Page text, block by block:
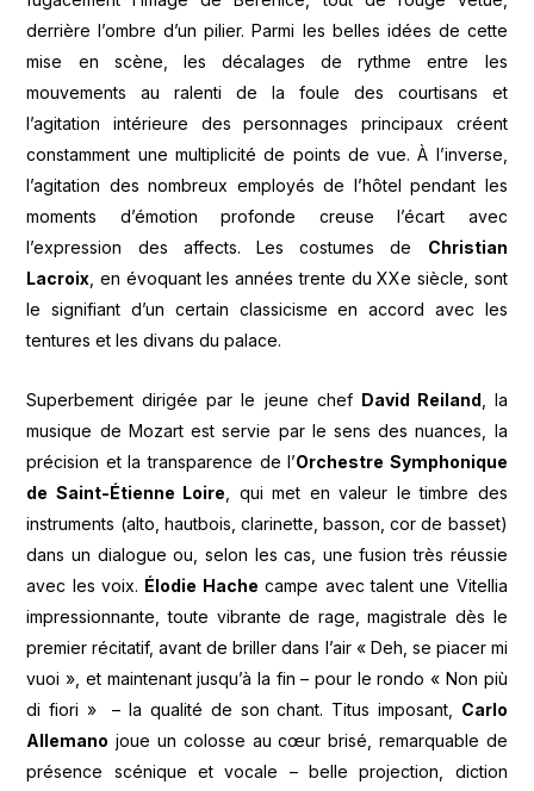
derrière l’ombre d’un pilier. Parmi les belles idées de cette
mise en scène, les décalages de rythme entre les
mouvements au ralenti de la foule des courtisans et
l’agitation intérieure des personnages principaux créent
constamment une multiplicité de points de vue. À l’inverse,
l’agitation des nombreux employés de l’hôtel pendant les
moments d’émotion profonde creuse l’écart avec
l’expression des affects. Les costumes de Christian
Lacroix , en évoquant les années trente du XXe siècle, sont
le signifiant d’un certain classicisme en accord avec les
tentures et les divans du palace.
Superbement dirigée par le jeune chef David Reiland , la
musique de Mozart est servie par le sens des nuances, la
précision et la transparence de l’Orchestre Symphonique
de Saint-Étienne Loire, qui met en valeur le timbre des
instruments (alto, hautbois, clarinette, basson, cor de basset)
dans un dialogue ou, selon les cas, une fusion très réussie
avec les voix. Élodie Hache campe avec talent une Vitellia
impressionnante, toute vibrante de rage, magistrale dès le
premier récitatif, avant de briller dans l’air « Deh, se piacer mi
vuoi », et maintenant jusqu’à la fin – pour le rondo « Non più
di fiori » – la qualité de son chant. Titus imposant, Carlo
Allemano joue un colosse au cœur brisé, remarquable de
présence scénique et vocale – belle projection, diction